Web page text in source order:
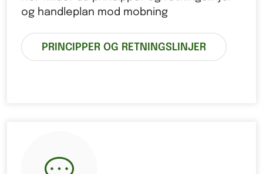
og handleplan mod mobning
PRINCIPPER OG RETNINGSLINJER